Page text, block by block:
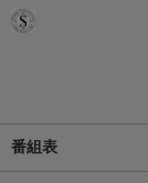
番組表